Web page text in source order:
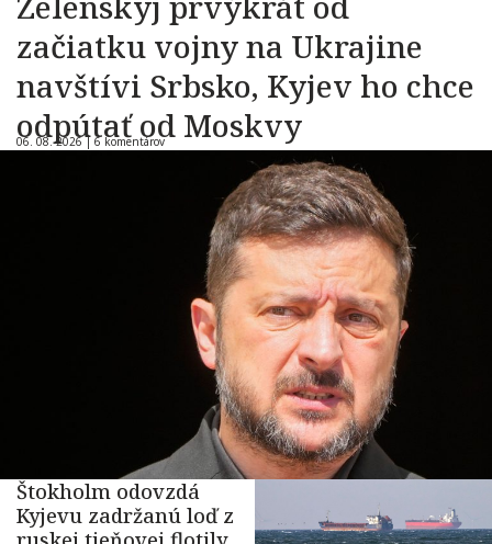
začiatku vojny na Ukrajine
navštívi Srbsko, Kyjev ho chce
odpútať od Moskvy
06. 08. 2026 | 6 komentárov
Štokholm odovzdá
Kyjevu zadržanú loď z